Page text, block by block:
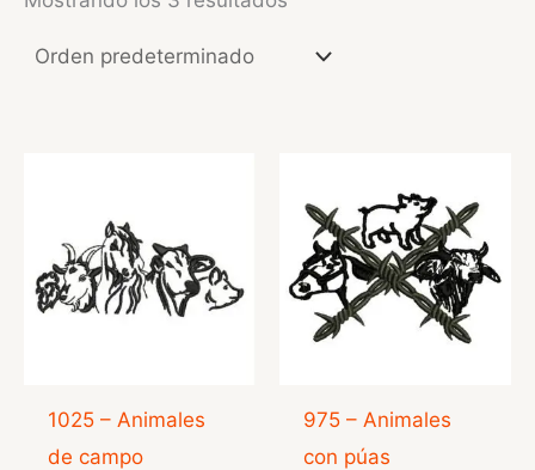
1025 – Animales
de campo
975 – Animales
con púas